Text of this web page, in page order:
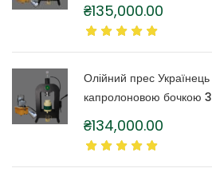
₴135,000.00
Олійний прес
капролоновою бочкою 3
₴134,000.00